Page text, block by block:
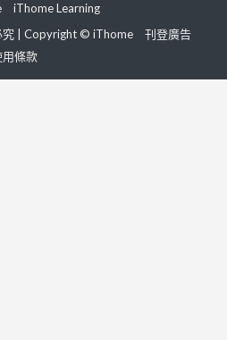
iThome Learning
究 | Copyright © iThome
刊登廣告
用條款